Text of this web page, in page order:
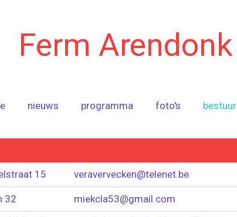
Ferm Arendonk
nieuws programma foto's bestuur
15 veravervecken@telenet.be
32 miekcla53@gmail.com